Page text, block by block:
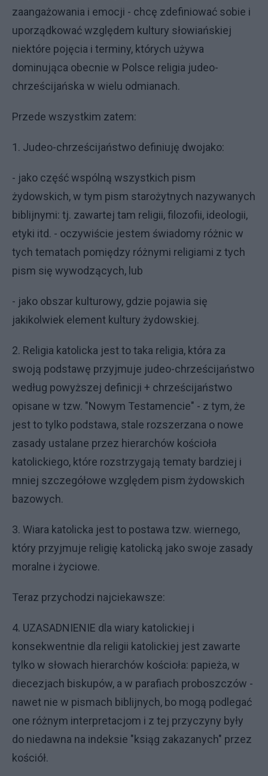
zaangażowania i emocji - chcę zdefiniować sobie i
uporządkować względem kultury słowiańskiej
niektóre pojęcia i terminy, których używa
dominująca obecnie w Polsce religia judeo-
chrześcijańska w wielu odmianach.
Przede wszystkim zatem:
1. Judeo-chrześcijaństwo definiuję dwojako:
- jako część wspólną wszystkich pism
żydowskich, w tym pism starożytnych nazywanych
biblijnymi: tj. zawartej tam religii, filozofii, ideologii,
etyki itd. - oczywiście jestem świadomy różnic w
tych tematach pomiędzy różnymi religiami z tych
pism się wywodzących, lub
- jako obszar kulturowy, gdzie pojawia się
jakikolwiek element kultury żydowskiej.
2. Religia katolicka jest to taka religia, która za
swoją podstawę przyjmuje judeo-chrześcijaństwo
według powyższej definicji + chrześcijaństwo
opisane w tzw. "Nowym Testamencie" - z tym, że
jest to tylko podstawa, stale rozszerzana o nowe
zasady ustalane przez hierarchów kościoła
katolickiego, które rozstrzygają tematy bardziej i
mniej szczegółowe względem pism żydowskich
bazowych.
3. Wiara katolicka jest to postawa tzw. wiernego,
który przyjmuje religię katolicką jako swoje zasady
moralne i życiowe.
Teraz przychodzi najciekawsze:
4. UZASADNIENIE dla wiary katolickiej i
konsekwentnie dla religii katolickiej jest zawarte
tylko w słowach hierarchów kościoła: papieża, w
diecezjach biskupów, a w parafiach proboszczów -
nawet nie w pismach biblijnych, bo mogą podlegać
one różnym interpretacjom i z tej przyczyny były
do niedawna na indeksie "ksiąg zakazanych" przez
kościół.